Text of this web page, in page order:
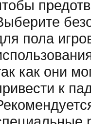
пола
как они
к